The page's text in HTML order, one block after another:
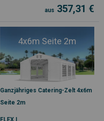
aus 357,31 €
4x6m Seite 2m
Ganzjähriges Catering-Zelt 4x6m
Seite 2m
FLEX I